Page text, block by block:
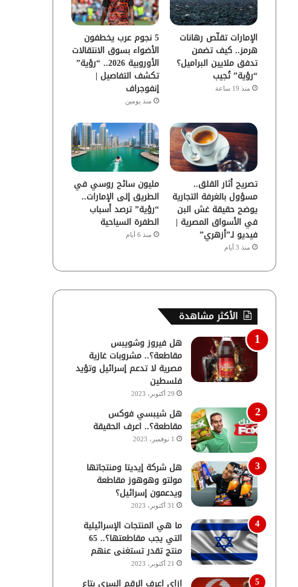
ك
ب
ر
ا
م
الإمارات تقلّص رهانات
هرمز.. كيف تضمن
تدفق ملايين البراميل؟
“رؤية” تُجيب
منذ 19 ساعة
5 نجوم عرب يخطفون
الأضواء بسوق الانتقالات
الأوروبية 2026.. “رؤية”
تكشف التفاصيل |
إنفوجراف
منذ يومين
تصريح أثار القلق..
مسؤول بالغرفة التجارية
يوضح حقيقة غش البن
في الأسواق المصرية |
فيديو لـ”أزهري”
منذ 3 أيام
مليون سائح روسي في
الطريق إلى الإمارات..
“رؤية” ترصد أسباب
الطفرة السياحية
منذ 6 أيام
الأكثر مشاهدة
هل فيروز وشويبس
مقاطعة؟.. مشروبات غازية
مصرية لا تدعم إسرائيل وتؤيد
فلسطين
29 أكتوبر، 2023
هل شيبسي فوكس
مقاطعة؟.. اعرف الحقيقة
1 نوفمبر، 2023
هل شركة إيديتا ومنتجاتها
مولتو وهوهوز مقاطعة
ويدعمون إسرائيل؟
31 أكتوبر، 2023
ما هي المنتجات الإسرائيلية
التي يجب مقاطعتها؟.. 65
منتج تقدر تستغنى عنهم
21 أكتوبر، 2023